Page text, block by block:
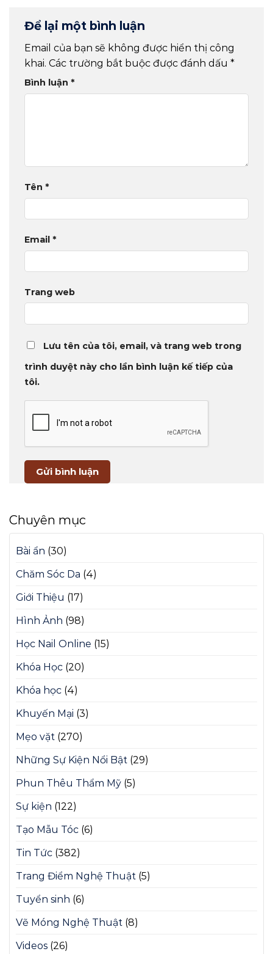
Để lại một bình luận
Email của bạn sẽ không được hiển thị công
khai. Các trường bắt buộc được đánh dấu *
Bình luận *
Tên *
Email *
Trang web
Lưu tên của tôi, email, và trang web trong
trình duyệt này cho lần bình luận kế tiếp của
tôi.
Chuyên mục
Bài ẩn (30)
Chăm Sóc Da (4)
Giới Thiệu (17)
Hình Ảnh (98)
Học Nail Online (15)
Khóa Học (20)
Khóa học (4)
Khuyến Mại (3)
Mẹo vặt (270)
Những Sự Kiện Nổi Bật (29)
Phun Thêu Thẩm Mỹ (5)
Sự kiện (122)
Tạo Mẫu Tóc (6)
Tin Tức (382)
Trang Điểm Nghệ Thuật (5)
Tuyển sinh (6)
Vẽ Móng Nghệ Thuật (8)
Videos (26)